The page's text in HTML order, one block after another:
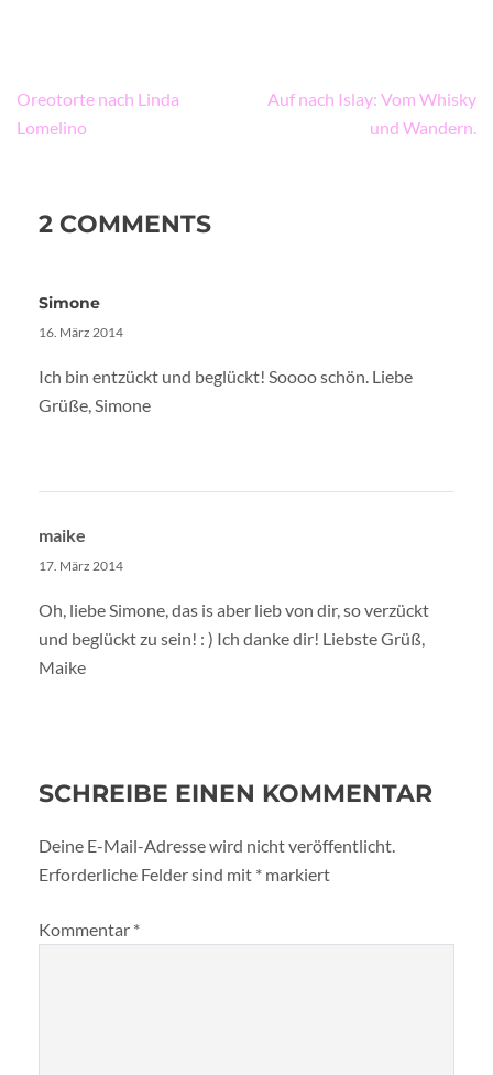
Beitragsnavigation
Oreotorte nach Linda
Lomelino
Auf nach Islay: Vom Whisky
und Wandern.
2 COMMENTS
Simone
16. März 2014
Ich bin entzückt und beglückt! Soooo schön. Liebe
Grüße, Simone
maike
17. März 2014
Oh, liebe Simone, das is aber lieb von dir, so verzückt
und beglückt zu sein! : ) Ich danke dir! Liebste Grüß,
Maike
SCHREIBE EINEN KOMMENTAR
Deine E-Mail-Adresse wird nicht veröffentlicht.
Erforderliche Felder sind mit * markiert
Kommentar *